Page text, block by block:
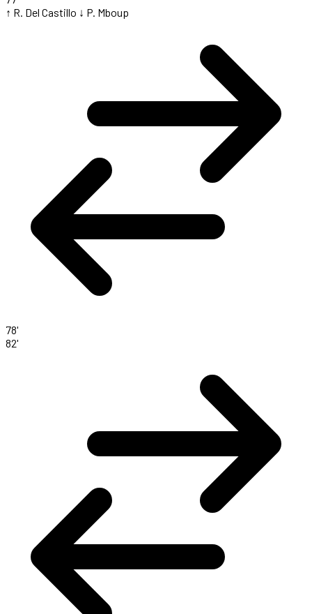
↑ R. Del Castillo ↓ P. Mboup
78'
82'